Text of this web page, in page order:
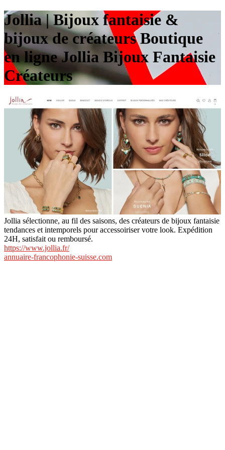
Jollia | Bijoux fantaisie &
bijoux de créateurs Boutique
en ligne Jollia Bijoux Fantaisie
Créateurs
Jollia sélectionne, au fil des saisons, des créateurs de bijoux fantaisie
tendances et intemporels pour accessoiriser votre look. Expédition
24H, satisfait ou remboursé.
https://www.jollia.fr/
annuaire-francophonie-suisse.com